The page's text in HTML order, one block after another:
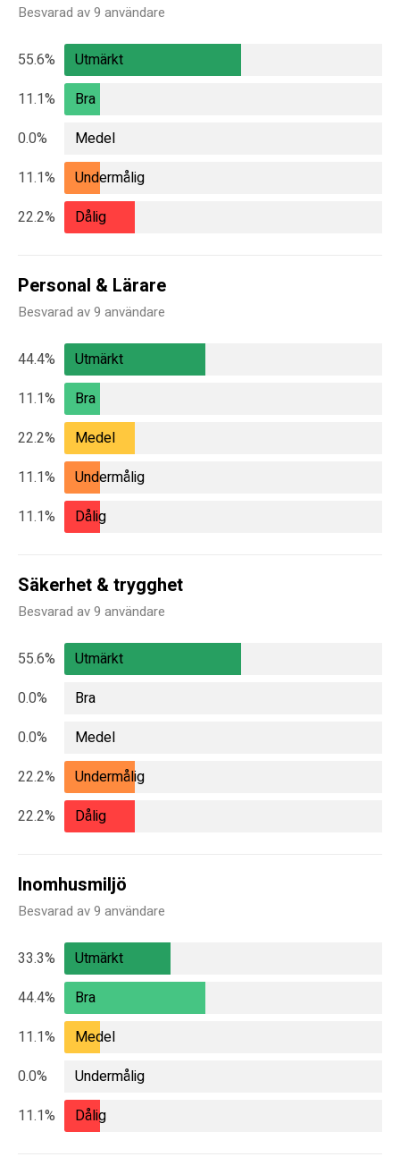
Besvarad av 9 användare
55.6%
Utmärkt
11.1%
Bra
0.0%
Medel
11.1%
Undermålig
22.2%
Dålig
Personal & Lärare
Besvarad av 9 användare
44.4%
Utmärkt
11.1%
Bra
22.2%
Medel
11.1%
Undermålig
11.1%
Dålig
Säkerhet & trygghet
Besvarad av 9 användare
55.6%
Utmärkt
0.0%
Bra
0.0%
Medel
22.2%
Undermålig
22.2%
Dålig
Inomhusmiljö
Besvarad av 9 användare
33.3%
Utmärkt
44.4%
Bra
11.1%
Medel
0.0%
Undermålig
11.1%
Dålig